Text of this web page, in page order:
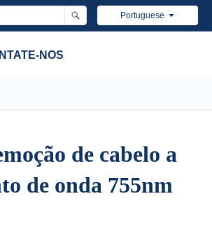
Portuguese
NOS
de cabelo a
de onda 755nm
de cabelo a
de onda 755nm